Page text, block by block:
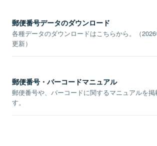
郵便番号データのダウンロード
各種データのダウンロードはこちらから。（
更新）
郵便番号・バーコードマニュアル
郵便番号や、バーコードに関するマニュアルを掲
す。